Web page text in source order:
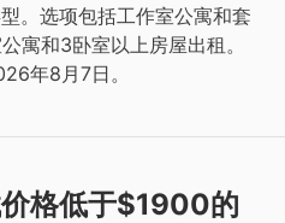
。选项包括工作室公寓和套
寓和3卧室以上房屋出租。
年8月7日。
格低于$1900的